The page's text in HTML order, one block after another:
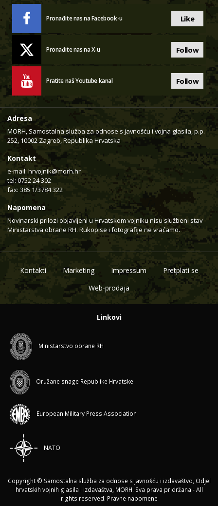
Pronađite nas na Facebook-u Like
Pronađite nas na X-u Follow
Pratite naš Youtube kanal Follow
Adresa
MORH, Samostalna služba za odnose s javnošću i vojna glasila, p.p.
252, 10002 Zagreb, Republika Hrvatska
Kontakt
e-mail: hrvojnik@morh.hr
tel: 0752 24 302
fax: 385 1/3784 322
Napomena
Novinarski prilozi objavljeni u Hrvatskom vojniku nisu službeni stav
Ministarstva obrane RH. Rukopise i fotografije ne vraćamo.
Kontakti Marketing Impressum
Pretplati se
Web-prodaja
Linkovi
Ministarstvo obrane RH
Oružane snage Republike Hrvatske
European Military Press Association
NATO
Copyright © Samostalna služba za odnose s javnošću i izdavaštvo, Odjel
hrvatskih vojnih glasila i izdavaštva, MORH. Sva prava pridržana - All
rights reserved. Pravne napomene